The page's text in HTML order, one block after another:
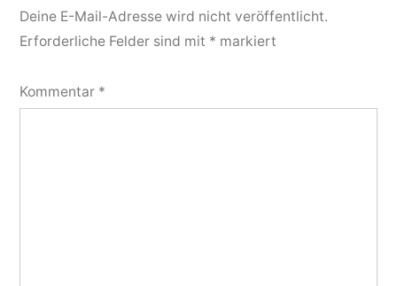
Deine E-Mail-Adresse wird nicht veröffentlicht.
Erforderliche Felder sind mit * markiert
Kommentar *